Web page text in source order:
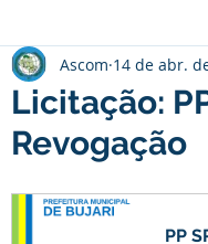
Cultura e Lazer
e Governo
Licitação:
Revogação
Ascom 14 de abr.
PP